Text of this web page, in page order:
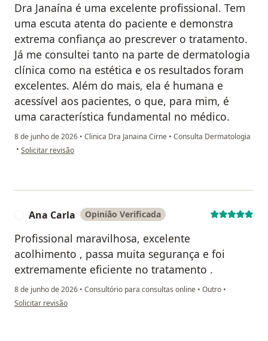
Dra Janaína é uma excelente profissional. Tem
uma escuta atenta do paciente e demonstra
extrema confiança ao prescrever o tratamento.
Já me consultei tanto na parte de dermatologia
clínica como na estética e os resultados foram
excelentes. Além do mais, ela é humana e
acessível aos pacientes, o que, para mim, é
uma característica fundamental no médico.
8 de junho de 2026 • Clinica Dra Janaina Cirne • Consulta Dermatologia
• na opinião do utilizador Luciana Neves
Solicitar revisão
Ana Carla Opinião Verificada
Profissional maravilhosa, excelente
acolhimento , passa muita segurança e foi
extremamente eficiente no tratamento .
8 de junho de 2026 • Consultório para consultas online • Outro •
na opinião do utilizador Ana Carla
Solicitar revisão